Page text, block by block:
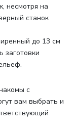
несмотря на
станок
до 13 см
заготовки
с
вам выбрать и